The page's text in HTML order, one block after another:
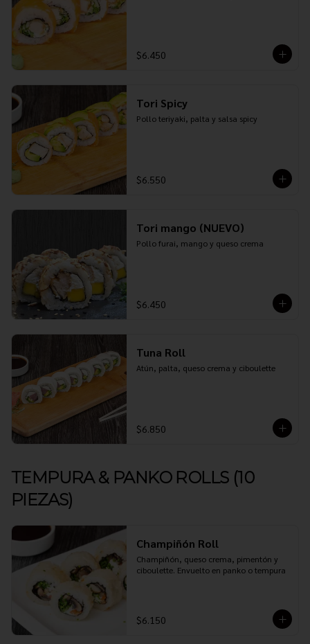
$6.450
Tori Spicy
Pollo teriyaki, palta y salsa spicy
$6.550
Tori mango (NUEVO)
Pollo furai, mango y queso crema
$6.450
Tuna Roll
Atún, palta, queso crema y ciboulette
$6.850
TEMPURA & PANKO ROLLS (10
PIEZAS)
Champiñón Roll
Champiñón, queso crema, pimentón y
ciboulette. Envuelto en panko o tempura
$6.150